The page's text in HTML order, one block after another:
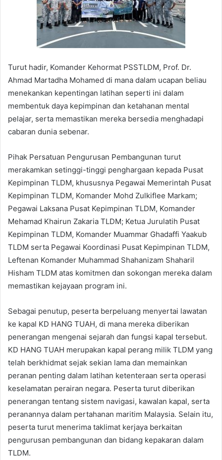
Turut hadir, Komander Kehormat PSSTLDM, Prof. Dr.
Ahmad Martadha Mohamed di mana dalam ucapan beliau
menekankan kepentingan latihan seperti ini dalam
membentuk daya kepimpinan dan ketahanan mental
pelajar, serta memastikan mereka bersedia menghadapi
cabaran dunia sebenar.
Pihak Persatuan Pengurusan Pembangunan turut
merakamkan setinggi-tinggi penghargaan kepada Pusat
Kepimpinan TLDM, khususnya Pegawai Memerintah Pusat
Kepimpinan TLDM, Komander Mohd Zulkiflee Markam;
Pegawai Laksana Pusat Kepimpinan TLDM, Komander
Mehamad Khairun Zakaria TLDM; Ketua Jurulatih Pusat
Kepimpinan TLDM, Komander Muammar Ghadaffi Yaakub
TLDM serta Pegawai Koordinasi Pusat Kepimpinan TLDM,
Leftenan Komander Muhammad Shahanizam Shaharil
Hisham TLDM atas komitmen dan sokongan mereka dalam
memastikan kejayaan program ini.
Sebagai penutup, peserta berpeluang menyertai lawatan
ke kapal KD HANG TUAH, di mana mereka diberikan
penerangan mengenai sejarah dan fungsi kapal tersebut.
KD HANG TUAH merupakan kapal perang milik TLDM yang
telah berkhidmat sejak sekian lama dan memainkan
peranan penting dalam latihan ketenteraan serta operasi
keselamatan perairan negara. Peserta turut diberikan
penerangan tentang sistem navigasi, kawalan kapal, serta
peranannya dalam pertahanan maritim Malaysia. Selain itu,
peserta turut menerima taklimat kerjaya berkaitan
pengurusan pembangunan dan bidang kepakaran dalam
TLDM.